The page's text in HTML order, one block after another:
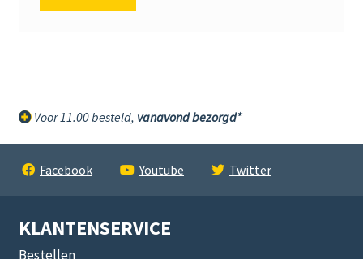
Voor 11.00 besteld, vanavond bezorgd*
Facebook Youtube Twitter
KLANTENSERVICE
Bestellen